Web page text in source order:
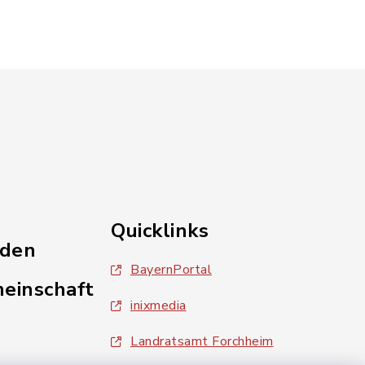
Quicklinks
BayernPortal
inixmedia
Landratsamt Forchheim